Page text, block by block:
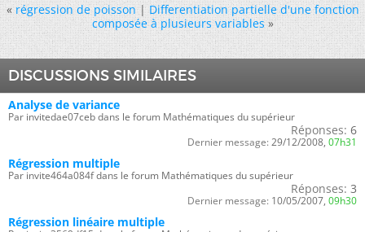
« régression de poisson|Differentiation partielle d'une fonction
composée à plusieurs variables »
DISCUSSIONS SIMILAIRES
Analyse de variance
Par invitedae07ceb dans le forum Mathématiques du supérieur
Réponses: 6
Dernier message: 29/12/2008, 07h31
Régression multiple
Par invite464a084f dans le forum Mathématiques du supérieur
Réponses: 3
Dernier message: 10/05/2007, 09h30
Régression linéaire multiple